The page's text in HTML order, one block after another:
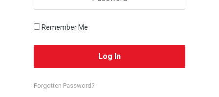
Remember Me
Forgotten Password?